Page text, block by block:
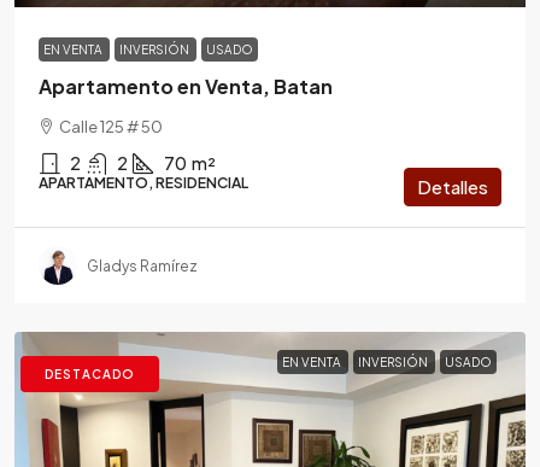
EN VENTA INVERSIÓN USADO
Apartamento en Venta, Batan
Calle 125 # 50
2 2 70 m²
APARTAMENTO, RESIDENCIAL Detalles
Gladys Ramírez
DESTACADO
EN VENTA INVERSIÓN USADO